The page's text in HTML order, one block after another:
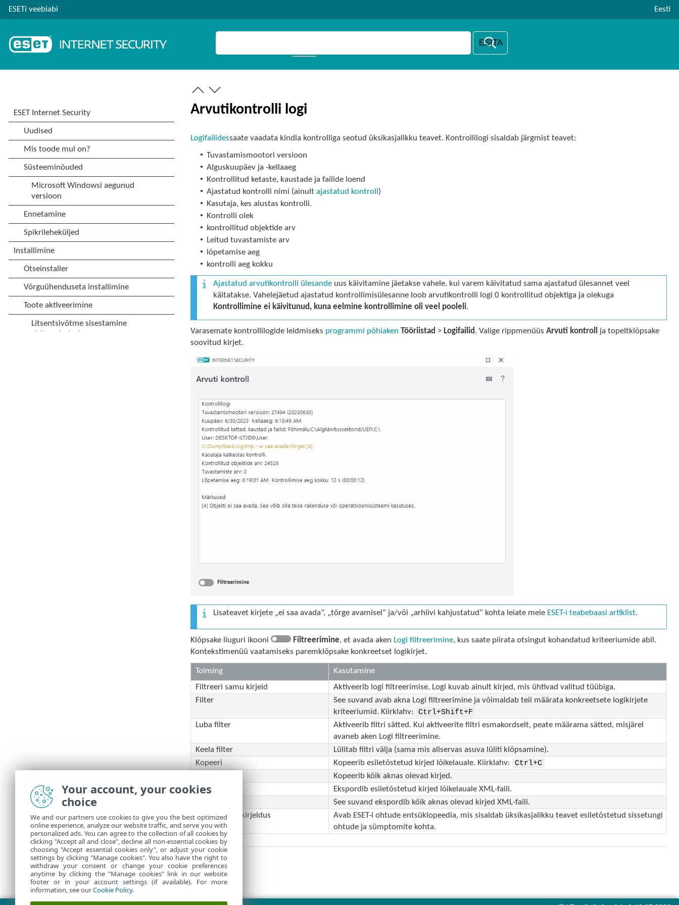
ESETi veebiabi Eesti
Arvutikontrolli logi
Logifailidessaate vaadata kindla kontrolliga seotud üksikasjalikku teavet. Kontrollilogi sisaldab järgmist teavet:
• Tuvastamismootori versioon
• Alguskuupäev ja -kellaaeg
• Kontrollitud ketaste, kaustade ja failide loend
• Ajastatud kontrolli nimi (ainultajastatud kontroll )
• Kasutaja, kes alustas kontrolli.
• Kontrolli olek
• kontrollitud objektide arv
• Leitud tuvastamiste arv
• lõpetamise aeg
• kontrolli aeg kokku
Ajastatud arvutikontrolli ülesande uus käivitamine jäetakse vahele. kui varem käivitatud sama ajastatud ülesannet veel
käitatakse. Vahelejäetud ajastatud kontrollimisülesanne loob arvutikontrolli logi 0 kontrollitud objektiga ja olekuga
Kontrollimine ei käivitunud, kuna eelmine kontrollimine oli veel pooleli.
Varasemate kontrollilogide leidmiseks programmi põhiaken Tööriistad > Logifailid. Valige rippmenüüsArvuti kontroll
ja topeltklõpsake
soovitud kirjet.
Lisateavet kirjete „ei saa avada”, „tõrge avamisel” ja/või „arhiivi kahjustatud” kohta leiate meie ESET-i teabebaasi artiklist.
Klõpsake liuguri ikooni Filtreerimine, et avada aken Logi filtreerimine, kus saate piirata otsingut kohandatud kriteeriumide abil.
Kontekstimenüü vaatamiseks paremklõpsake konkreetset logikirjet.
Toiming
Kasutamine
Filtreeri samu kirjeid
Aktiveerib logi filtreerimise. Logi kuvab ainult kirjed, mis ühtivad valitud tüübiga.
Filter
See suvand avab akna Logi filtreerimine ja võimaldab teil määrata konkreetsete logikirjete
kriteeriumid. Kiirklahv:
Ctrl+Shift+F
Luba filter
Aktiveerib filtri sätted. Kui aktiveerite filtri esmakordselt, peate määrama sätted, misjärel
avaneb aken Logi filtreerimine.
Keela filter
Lülitab filtri välja (sama mis allservas asuva lüliti klõpsamine).
Kopeeri
Kopeerib esiletõstetud kirjed lõikelauale. Kiirklahv: Ctrl+C
Kopeerib kõik aknas olevad kirjed.
Ekspordi
Ekspordib esiletõstetud kirjed lõikelauale XML-faili.
See suvand ekspordib kõik aknas olevad kirjed XML-faili.
Tuvastamise kirjeldus
Avab ESET-i ohtude entsüklopeedia, mis sisaldab üksikasjalikku teavet esiletõstetud sissetungi
ohtude ja sümptomite kohta.
Your account, your cookies
choice
We and our partners use cookies to give you the best optimized
online experience, analyze our website traffic, and serve you with
personalized ads. You can agree to the collection of all cookies by
clicking "Accept all and close", decline all non-essential cookies by
choosing "Accept essential cookies only", or adjust your cookie
settings by clicking "Manage cookies". You also have the right to
withdraw your consent or change your cookie preferences
anytime by clicking the "Manage cookies" link in our website
footer or in your account settings (if available). For more
information, see ourCookie Policy.